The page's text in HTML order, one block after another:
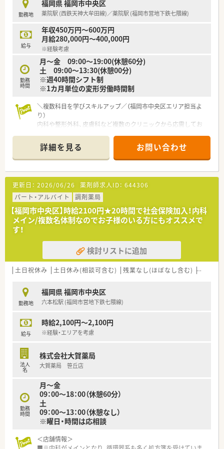
す。
【こんな方にオススメ】
■平日の残業時間を適正に管理してもらい、プライベートや家庭
との両立をしっかり図りたい方に強くオススメします。
■福岡市内近郊に多数の店舗があるため、自身の自宅からのアク
セスを考慮した無理のない範囲で通勤したい方に最適です。
■中途入社からキャリアをスタートさせて部長職へ昇格した実
績が多数あるため、中途から上を目指したい方に最適です。
勤務地
福岡県 福岡市中央区
薬院駅 (西鉄天神大牟田線)／薬院駅 (福岡市営地下鉄七隈線)
給与
年収450万円～600万円
月給280,000円～400,000円
※経験考慮
勤務
時間
月～金 09:00～19:00(休憩60分)
土 09:00～13:30(休憩00分)
※週40時間シフト制
※1カ月単位の変形労働時間制
＼複数科目を学びスキルアップ／（福岡市中央区エリア担当よ
り）
内科や整形外科、皮膚科など複数のクリニックから応需してお
ため、効率的に学べる職場です。
【店舗情報と応需状況について】
■最寄り駅である薬院駅から徒歩1分と非常にアクセスが良く、
悪天候の日でも通勤しやすい好立地な店舗です。
■内科や整形外科、皮膚科、外科、乳腺科など複数のクリニック
から処方箋を平均で1日100枚ほど応需しています。
■定期的に通われる患者様が多い地域に根差した店舗で、繁忙期
には1日に140枚ほど対応することもあります。
■近遠エリアでの新店開局や在宅医療のニーズ増加に伴い、体制
強化とさらなるサービス向上のため増員募集をしています。
■人員体制が厚く整っているため、20代や30代の若手であれば
調剤未経験の方でも安心して相談が可能です。
周囲と協力しながら勤務できる方を求めています。
【こんな方が活躍中】
で、お互いにサポートし合いながら活躍しています。
■処方箋の応需枚数が多いため、テキパキと効率よく業務をこな
ションを大切にしながら親身に対応できる方です。
詳細を見る お問い合わせ
更新日： 2026/06/26 薬剤師求人ID： 644306
パート・アルバイト
調剤薬局
【福岡市中央区】時給2100円★20時間で社会保険加入！内科
メイン/複数名体制なのでお子様のいる方にもオススメで
す！
検討リストに追加
土日祝休み 土日休み(相談可含む) 残業なし(ほぼなし含む) 車通勤
勤務地
福岡県 福岡市中央区
六本松駅 (福岡市営地下鉄七隈線)
給与
時給2,100円～2,100円
※経験・エリアを考慮
法人
名
株式会社大賀薬局
大賀薬局 笹丘店
勤務
時間
月～金
09：00～18：00（休憩60分）
土
09：00～13：00（休憩なし）
※曜日・時間は応相談
＜店舗情報＞